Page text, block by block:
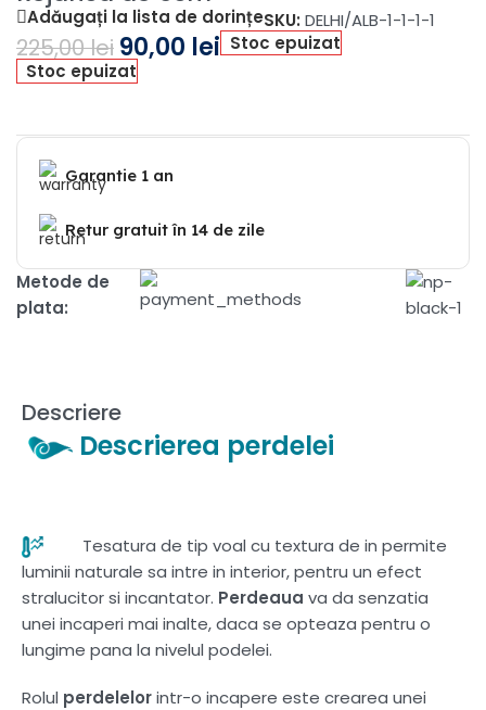
Adăugați la lista de dorințeSKU: DELHI/ALB-1-1-1-1
225,00lei 90,00 lei Stoc epuizat
Stoc epuizat
Garantie 1 an
Retur gratuit în 14 de zile
Metode de
plata:
Descriere
Descrierea perdelei
Tesatura de tip voal cu textura de in permite
luminii naturale sa intre in interior, pentru un efect
stralucitor si incantator. Perdeaua va da senzatia
unei incaperi mai inalte, daca se opteaza pentru o
lungime pana la nivelul podelei.
Rolul perdelelorintr-o incapere este crearea unei